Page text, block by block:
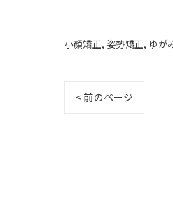
小顔矯正 姿勢矯正 ゆが
< 前のページ